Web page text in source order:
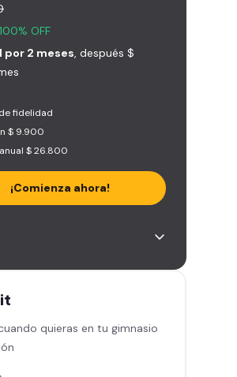
100% OFF
por 2 meses , después $
fidelidad
$ 9.900
$ 26.800
¡Comienza ahora!
a más de 2.000 gimnasios
al mes en el
VIP de 15 días para un amigo
Fit app – Tu plan de
personalizado
quieras en tu gimnasio